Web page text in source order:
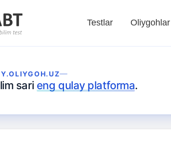
Testlar Oliygohlar
sari eng qulay platforma.